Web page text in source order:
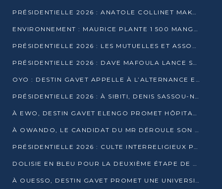
PRÉSIDENTIELLE 2026 : ANATOLE COLLINET MAKOSSO DÉFEND LE PROJET DE SOCIÉTÉ DE DENIS SASSOU NGUESSO
ENVIRONNEMENT : MAURICE PLANTE 1 500 MANGROVES POUR HONORER WANGARI MAATHAI
PRÉSIDENTIELLE 2026 : LES MUTUELLES ET ASSOCIATIONS S’IMPLIQUENT DANS LA CAMPAGNE ÉLECTORALE À TIÉ-TIÉ 2 (POINTE-NOIRE)
PRÉSIDENTIELLE 2026 : DAVE MAFOULA LANCE SA « VAGUE DU NOUVEAU DÉPART » À IMPFONDO
OYO : DESTIN GAVET APPELLE À L’ALTERNANCE ET À LA RESPONSABILITÉ DE LA JEUNESSE
PRÉSIDENTIELLE 2026 : À SIBITI, DENIS SASSOU-N’GUESSO PARIE SUR LES RESSOURCES DE LA LEKOUMOU
À EWO, DESTIN GAVET ELENGO PROMET HÔPITAL, CHEMIN DE FER ET AUDIT DES FINANCES PUBLIQUES
À OWANDO, LE CANDIDAT DU MR DÉROULE SON PROGRAMME DE “CHANGEMENT”
PRÉSIDENTIELLE 2026 : CULTE INTERRELIGIEUX POUR LA PAIX À OUENZÉ
DOLISIE EN BLEU POUR LA DEUXIÈME ÉTAPE DE CAMPAGNE DE DSN
À OUESSO, DESTIN GAVET PROMET UNE UNIVERSITÉ POUR LA SANGHA